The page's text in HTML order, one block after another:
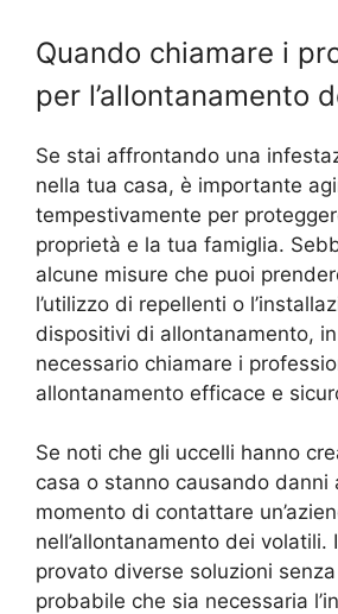
Quando chiamare i
per l’allontanamento
Se stai affrontando una
nella tua casa, è importante
tempestivamente per
proprietà e la tua famiglia.
alcune misure che puoi
l’utilizzo di repellenti o
dispositivi di allontanamento,
necessario chiamare i
allontanamento efficace e
Se noti che gli uccelli hanno
casa o stanno causando danni
momento di contattare
nell’allontanamento dei volatili.
provato diverse soluzioni
probabile che sia necessaria